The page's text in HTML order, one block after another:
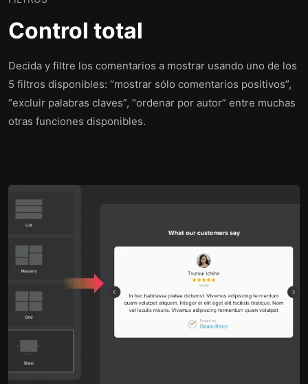
Control total
Decida y filtre los comentarios a mostrar usando uno de los
5 filtros disponibles: “mostrar sólo comentarios positivos”,
“excluir palabras claves”, “ordenar por autor” entre muchas
otras funciones disponibles.